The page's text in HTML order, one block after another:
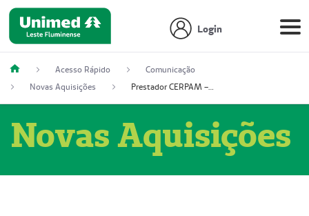
Login
Acesso Rápido
Comunicação
Novas Aquisições
Prestador CERPAM – Centro de Reabilitação S/S Ltda-ME (52004274-8)
Novas Aquisições